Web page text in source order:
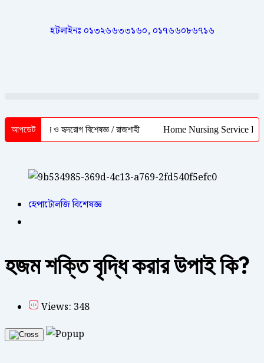
হটলাইনঃ ০১৩২৬৬৩৩১৬০, ০১৭৬৬০৮৬৭১৬
আপডেট
/ মেডিসিন ও হৃদরোগ বিশেষজ্ঞ / রাজশাহী Home Nursing Service
হেপাটোলজি বিশেষজ্ঞ
হজম শক্তি বৃদ্ধি করার উপাই কি?
Views: 348